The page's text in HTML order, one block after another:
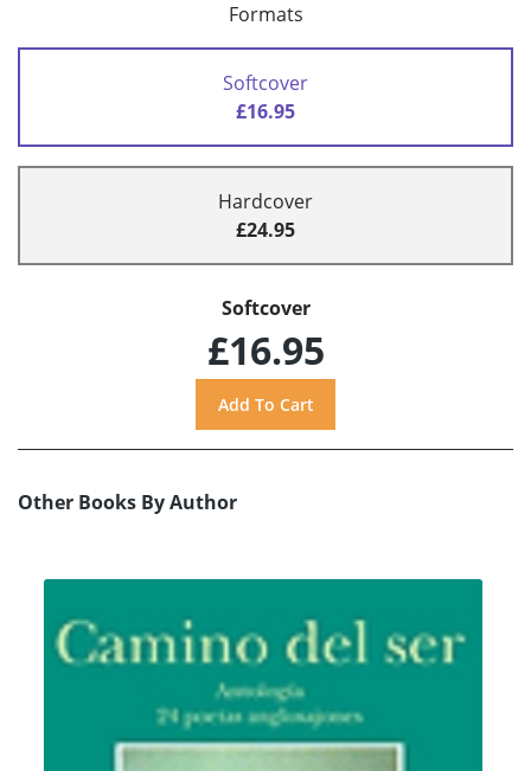
Formats
Softcover
£16.95
Hardcover
£24.95
Softcover
£16.95
Other Books By Author